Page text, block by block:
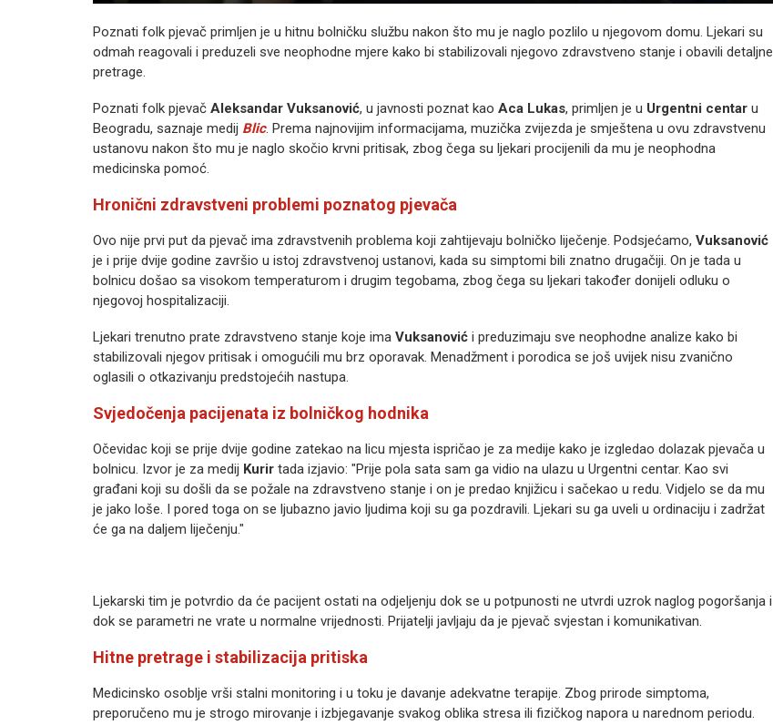
Poznati folk pjevač primljen je u hitnu bolničku službu nakon što mu je naglo pozlilo u njegovom domu. Ljekari su
odmah reagovali i preduzeli sve neophodne mjere kako bi stabilizovali njegovo zdravstveno stanje i obavili detaljne
pretrage.
Poznati folk pjevač Aleksandar Vuksanović, u javnosti poznat kao Aca Lukas, primljen je u Urgentni centar u
Beogradu, saznaje medij Blic. Prema najnovijim informacijama, muzička zvijezda je smještena u ovu zdravstvenu
ustanovu nakon što mu je naglo skočio krvni pritisak, zbog čega su ljekari procijenili da mu je neophodna
medicinska pomoć.
Hronični zdravstveni problemi poznatog pjevača
Ovo nije prvi put da pjevač ima zdravstvenih problema koji zahtijevaju bolničko liječenje. Podsjećamo, Vuksanović
je i prije dvije godine završio u istoj zdravstvenoj ustanovi, kada su simptomi bili znatno drugačiji. On je tada u
bolnicu došao sa visokom temperaturom i drugim tegobama, zbog čega su ljekari također donijeli odluku o
njegovoj hospitalizaciji.
Ljekari trenutno prate zdravstveno stanje koje ima Vuksanović i preduzimaju sve neophodne analize kako bi
stabilizovali njegov pritisak i omogućili mu brz oporavak. Menadžment i porodica se još uvijek nisu zvanično
oglasili o otkazivanju predstojećih nastupa.
Svjedočenja pacijenata iz bolničkog hodnika
Očevidac koji se prije dvije godine zatekao na licu mjesta ispričao je za medije kako je izgledao dolazak pjevača u
bolnicu. Izvor je za medij Kurir tada izjavio: "Prije pola sata sam ga vidio na ulazu u Urgentni centar. Kao svi
građani koji su došli da se požale na zdravstveno stanje i on je predao knjižicu i sačekao u redu. Vidjelo se da mu
je jako loše. I pored toga on se ljubazno javio ljudima koji su ga pozdravili. Ljekari su ga uveli u ordinaciju i zadržat
će ga na daljem liječenju."
Ljekarski tim je potvrdio da će pacijent ostati na odjeljenju dok se u potpunosti ne utvrdi uzrok naglog pogoršanja i
dok se parametri ne vrate u normalne vrijednosti. Prijatelji javljaju da je pjevač svjestan i komunikativan.
Hitne pretrage i stabilizacija pritiska
Medicinsko osoblje vrši stalni monitoring i u toku je davanje adekvatne terapije. Zbog prirode simptoma,
preporučeno mu je strogo mirovanje i izbjegavanje svakog oblika stresa ili fizičkog napora u narednom periodu.